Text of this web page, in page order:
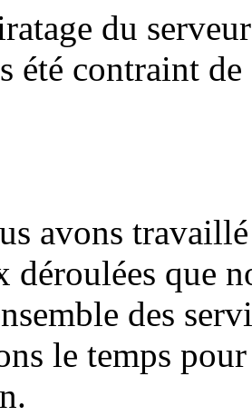
du
été contraint
avons
déroulées que
des
le temps